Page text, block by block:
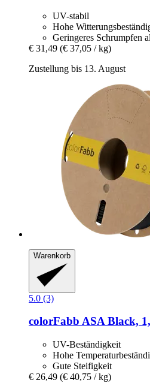
UV-stabil
Hohe
Geringeres Schrumpfen
€ 31,49 (€ 37,05 / kg)
Zustellung bis 13. August
Warenkorb
5.0 (3)
colorFabb ASA Black,
UV-Beständigkeit
Hohe
Gute Steifigkeit
€ 26,49 (€ 40,75 / kg)